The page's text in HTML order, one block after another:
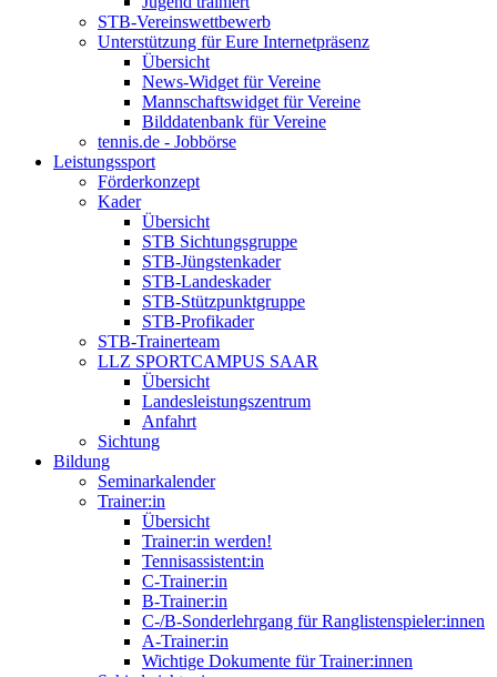
STB-Vereinswettbewerb
Unterstützung für Eure Internetpräsenz
Übersicht
News-Widget für Vereine
Mannschaftswidget für Vereine
Bilddatenbank für Vereine
tennis.de - Jobbörse
Leistungssport
Förderkonzept
Kader
Übersicht
STB Sichtungsgruppe
STB-Jüngstenkader
STB-Landeskader
STB-Stützpunktgruppe
STB-Profikader
STB-Trainerteam
LLZ SPORTCAMPUS SAAR
Übersicht
Landesleistungszentrum
Anfahrt
Sichtung
Bildung
Seminarkalender
Trainer:in
Übersicht
Trainer:in werden!
Tennisassistent:in
C-Trainer:in
B-Trainer:in
C-/B-Sonderlehrgang für Ranglistenspieler:innen
A-Trainer:in
Wichtige Dokumente für Trainer:innen